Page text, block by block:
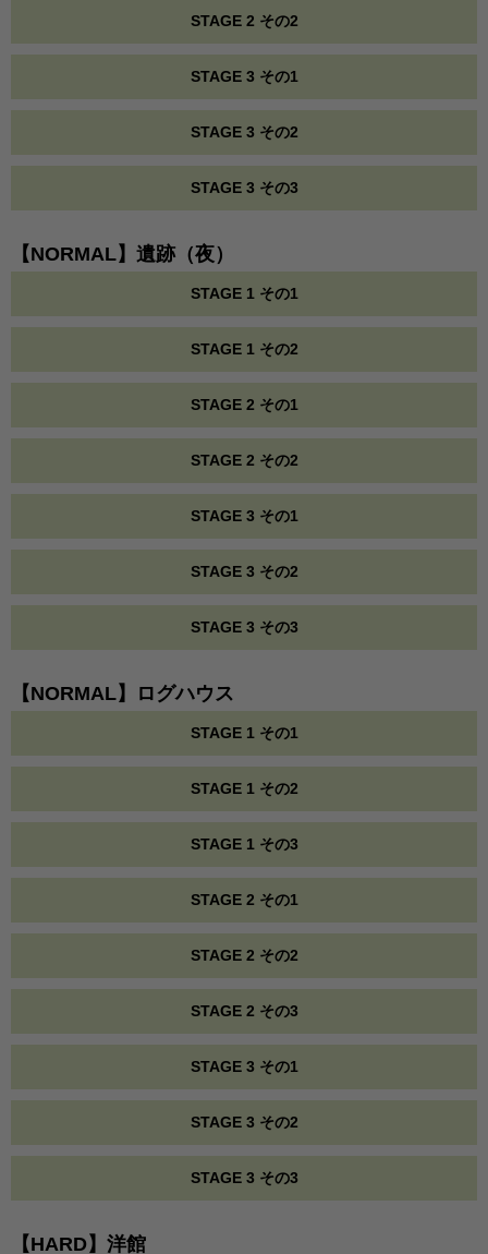
STAGE 2 その2
STAGE 3 その1
STAGE 3 その2
STAGE 3 その3
【NORMAL】遺跡（夜）
STAGE 1 その1
STAGE 1 その2
STAGE 2 その1
STAGE 2 その2
STAGE 3 その1
STAGE 3 その2
STAGE 3 その3
【NORMAL】ログハウス
STAGE 1 その1
STAGE 1 その2
STAGE 1 その3
STAGE 2 その1
STAGE 2 その2
STAGE 2 その3
STAGE 3 その1
STAGE 3 その2
STAGE 3 その3
【HARD】洋館